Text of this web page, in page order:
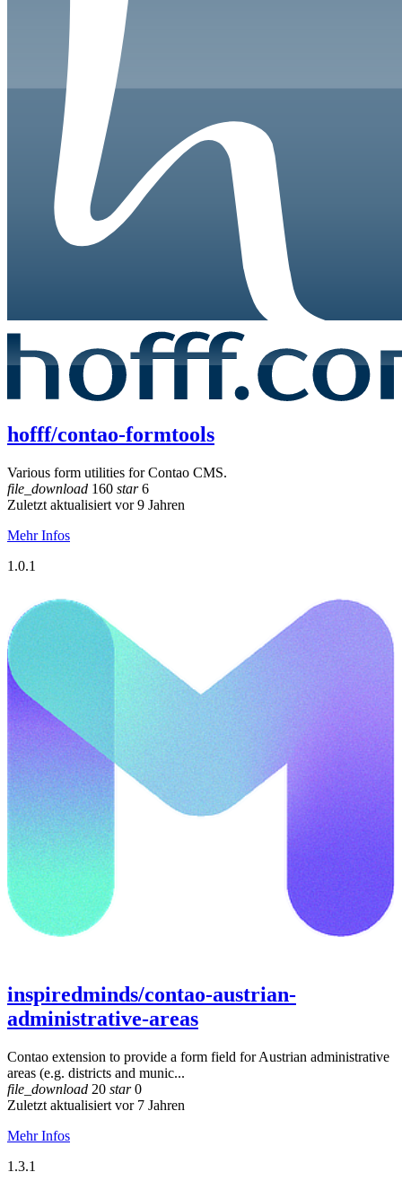
hofff/contao-formtools
Various form utilities for Contao CMS.
file_download 160 star6
Zuletzt aktualisiert vor 9 Jahren
Mehr Infos
1.0.1
inspiredminds/contao-austrian-
administrative-areas
Contao extension to provide a form field for Austrian administrative
areas (e.g. districts and munic...
file_download 20 star0
Zuletzt aktualisiert vor 7 Jahren
Mehr Infos
1.3.1